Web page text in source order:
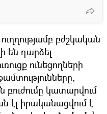
բժշկական
են դարձել
ունեցողների
կատարվում
էլ իրականացվում է